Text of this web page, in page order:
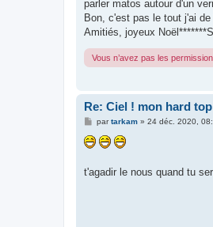
parler matos autour d'un
Bon, c'est pas le tout j'ai de
Amitiés, joyeux
Vous n’avez pas les
Re: Ciel ! mon hard
M
s
s
g
e
partarkam» 24 déc. 2020,
t'agadir le nous quand tu